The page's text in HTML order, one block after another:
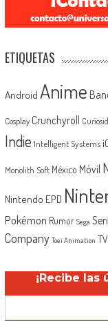
ETIQUETAS
Android Anime
Cosplay Crunchyroll
Indie Intelligent Systems
Monolith Soft México Móvil
Nintendo EPD
Pokémon Rumor Sega
Company Toei Animation TV
¡Recibe